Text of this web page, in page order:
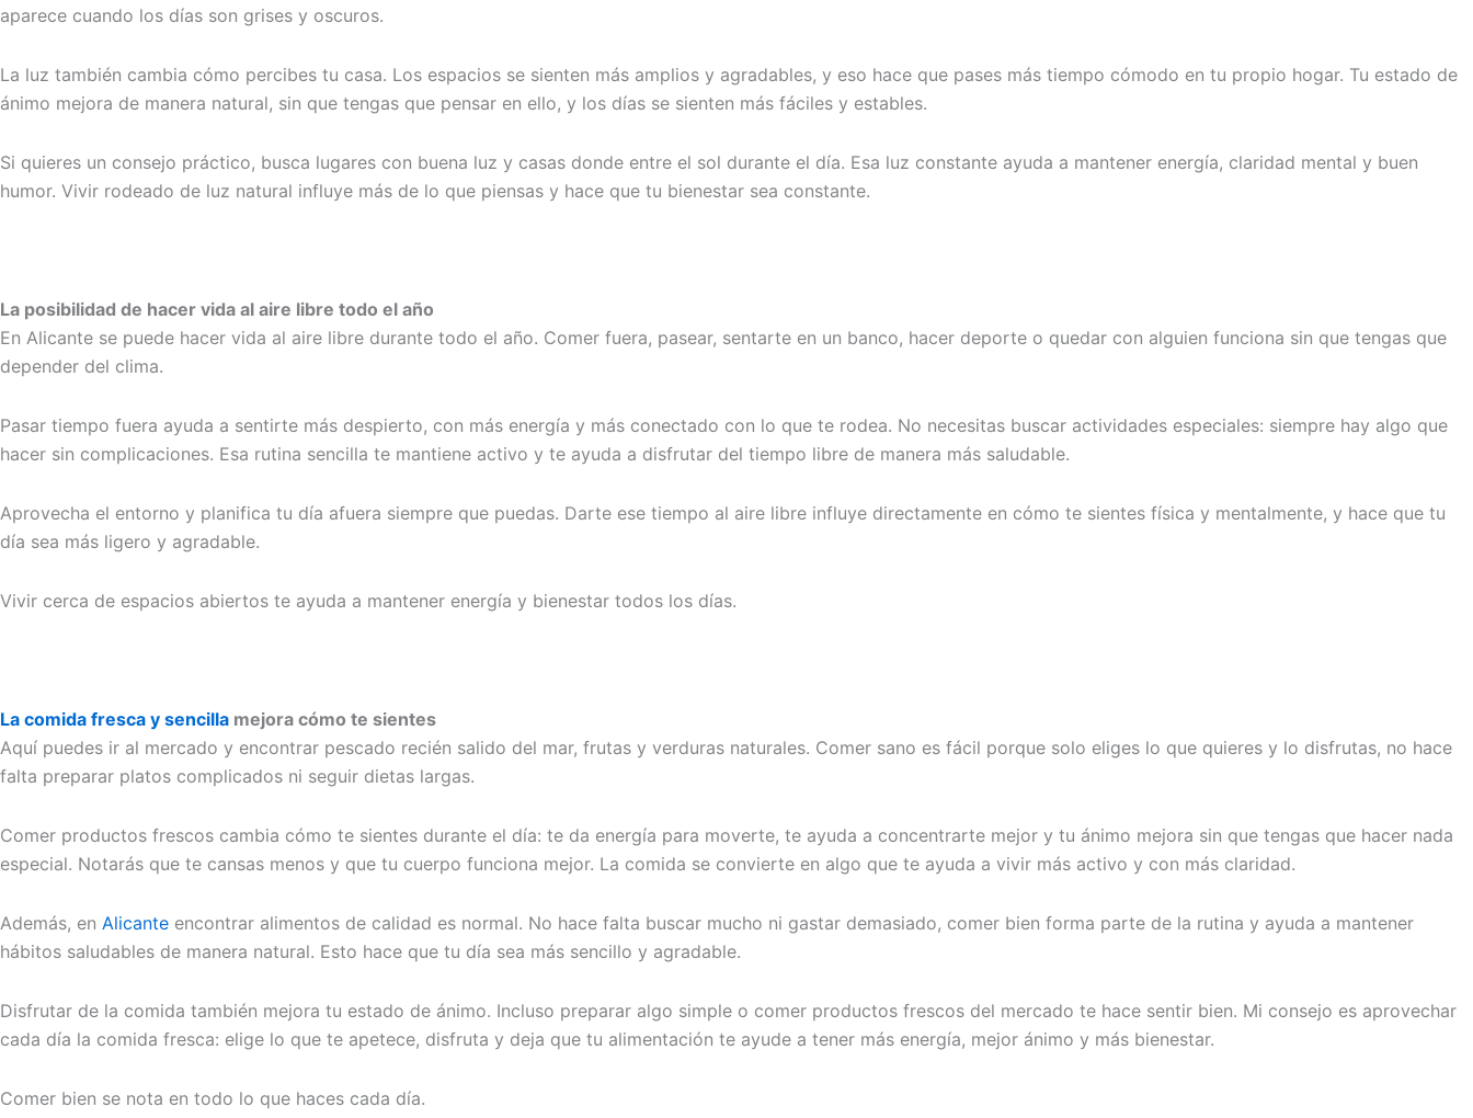
aparece cuando los días son grises y oscuros.
La luz también cambia cómo percibes tu casa. Los espacios se sienten más amplios y agradables, y eso hace que pases más tiempo cómodo en tu propio hogar. Tu estado de
ánimo mejora de manera natural, sin que tengas que pensar en ello, y los días se sienten más fáciles y estables.
Si quieres un consejo práctico, busca lugares con buena luz y casas donde entre el sol durante el día. Esa luz constante ayuda a mantener energía, claridad mental y buen
humor. Vivir rodeado de luz natural influye más de lo que piensas y hace que tu bienestar sea constante.
La posibilidad de hacer vida al aire libre todo el año
En Alicante se puede hacer vida al aire libre durante todo el año. Comer fuera, pasear, sentarte en un banco, hacer deporte o quedar con alguien funciona sin que tengas que
depender del clima.
Pasar tiempo fuera ayuda a sentirte más despierto, con más energía y más conectado con lo que te rodea. No necesitas buscar actividades especiales: siempre hay algo que
hacer sin complicaciones. Esa rutina sencilla te mantiene activo y te ayuda a disfrutar del tiempo libre de manera más saludable.
Aprovecha el entorno y planifica tu día afuera siempre que puedas. Darte ese tiempo al aire libre influye directamente en cómo te sientes física y mentalmente, y hace que tu
día sea más ligero y agradable.
Vivir cerca de espacios abiertos te ayuda a mantener energía y bienestar todos los días.
La comida fresca y sencilla mejora cómo te sientes
Aquí puedes ir al mercado y encontrar pescado recién salido del mar, frutas y verduras naturales. Comer sano es fácil porque solo eliges lo que quieres y lo disfrutas, no hace
falta preparar platos complicados ni seguir dietas largas.
Comer productos frescos cambia cómo te sientes durante el día: te da energía para moverte, te ayuda a concentrarte mejor y tu ánimo mejora sin que tengas que hacer nada
especial. Notarás que te cansas menos y que tu cuerpo funciona mejor. La comida se convierte en algo que te ayuda a vivir más activo y con más claridad.
Además, en Alicante encontrar alimentos de calidad es normal. No hace falta buscar mucho ni gastar demasiado, comer bien forma parte de la rutina y ayuda a mantener
hábitos saludables de manera natural. Esto hace que tu día sea más sencillo y agradable.
Disfrutar de la comida también mejora tu estado de ánimo. Incluso preparar algo simple o comer productos frescos del mercado te hace sentir bien. Mi consejo es aprovechar
cada día la comida fresca: elige lo que te apetece, disfruta y deja que tu alimentación te ayude a tener más energía, mejor ánimo y más bienestar.
Comer bien se nota en todo lo que haces cada día.